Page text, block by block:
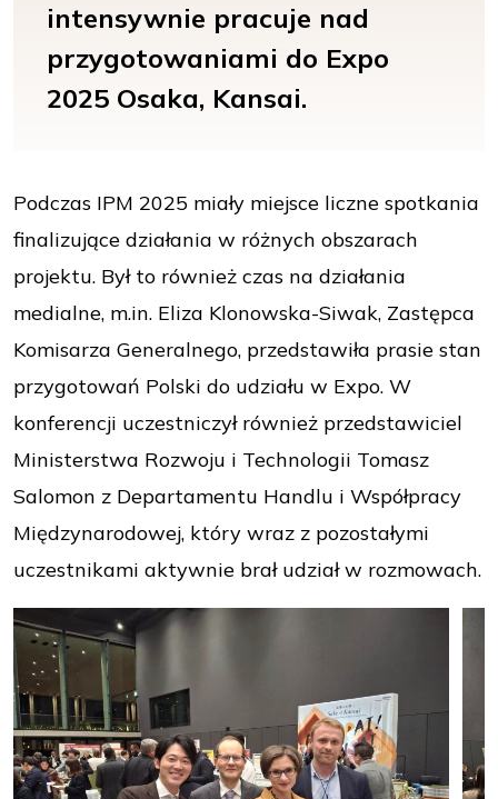
intensywnie pracuje nad
przygotowaniami do Expo
2025 Osaka, Kansai.
Podczas IPM 2025 miały miejsce liczne spotkania
finalizujące działania w różnych obszarach
projektu. Był to również czas na działania
medialne, m.in. Eliza Klonowska-Siwak, Zastępca
Komisarza Generalnego, przedstawiła prasie stan
przygotowań Polski do udziału w Expo. W
konferencji uczestniczył również przedstawiciel
Ministerstwa Rozwoju i Technologii Tomasz
Salomon z Departamentu Handlu i Współpracy
Międzynarodowej, który wraz z pozostałymi
uczestnikami aktywnie brał udział w rozmowach.